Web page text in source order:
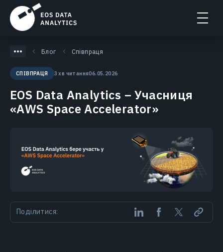
Блог Співпраця
СПІВПРАЦЯ 3 хв читання06.05.2026
EOS Data Analytics – Учасниця
«AWS Space Accelerator»
Поділитися: